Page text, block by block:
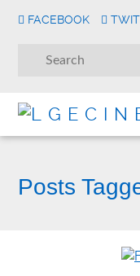
FACEBOOK
Posts